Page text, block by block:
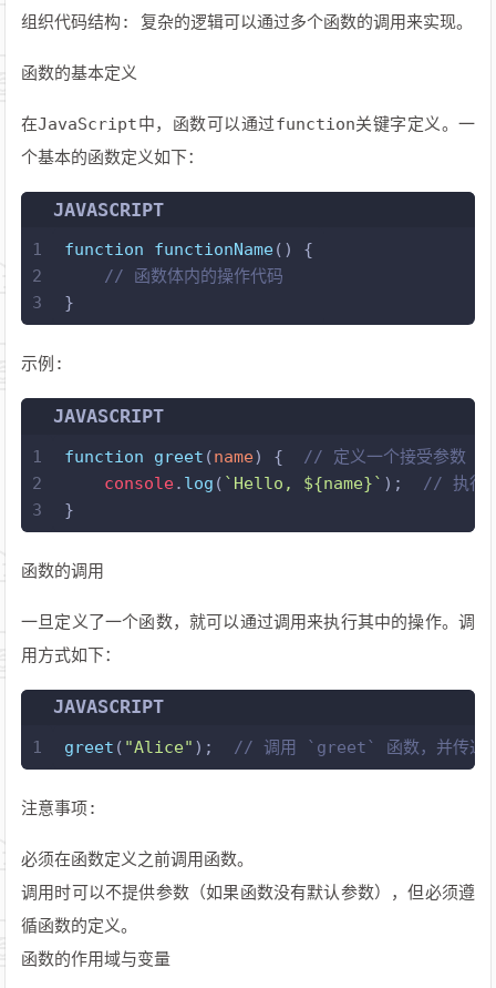
组织代码结构: 复杂的逻辑可以通过多个函数的调用来实现。
函数的基本定义
在JavaScript中，函数可以通过function关键字定义。一
个基本的函数定义如下：
JAVASCRIPT
1
2
3
function functionName( ) {
// 函数体内的操作代码
}
示例:
JAVASCRIPT
1
2
3
function greet (name) {
// 定义一个接受参数
console. log ( `Hello, ${name}` );
// 执行
}
函数的调用
一旦定义了一个函数，就可以通过调用来执行其中的操作。调
用方式如下：
JAVASCRIPT
1 greet ( "Alice" ); // 调用 `greet` 函数，并传
注意事项:
必须在函数定义之前调用函数。
调用时可以不提供参数（如果函数没有默认参数），但必须遵
循函数的定义。
函数的作用域与变量